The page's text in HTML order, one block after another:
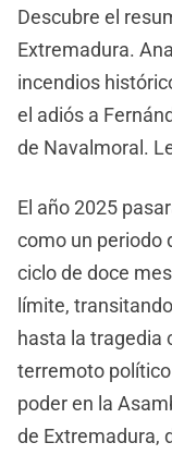
Descubre el
Extremadura.
incendios
el adiós a
de Navalmoral.
El año 2025
como un periodo
ciclo de doce
límite,
hasta la tragedia
terremoto
poder en la
de Extremadura,